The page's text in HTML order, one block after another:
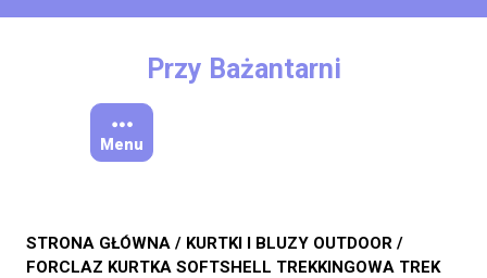
Przy Bażantarni
Menu
STRONA GŁÓWNA / KURTKI I BLUZY OUTDOOR /
FORCLAZ KURTKA SOFTSHELL TREKKINGOWA TREK